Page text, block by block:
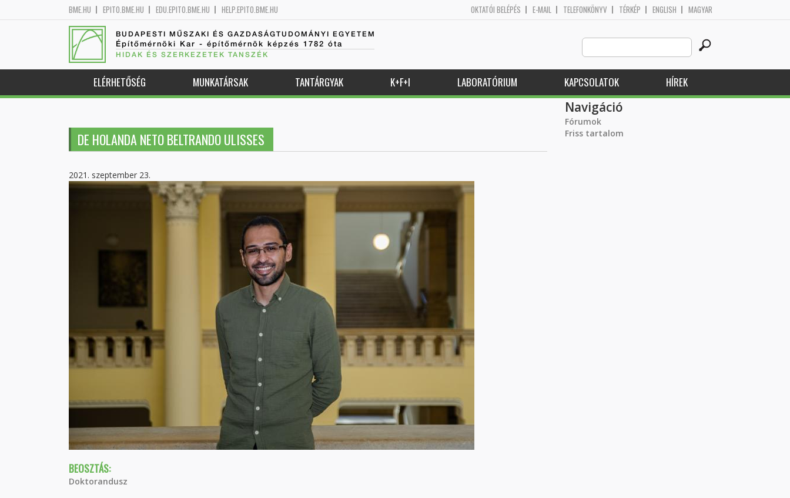
BME.HU EPITO.BME.HU EDU.EPITO.BME.HU HELP.EPITO.BME.HU OKTATÓI BELÉPÉS E-MAIL TELEFONKÖNYV TÉRKÉP ENGLISH MAGYAR
BUDAPESTI MŰSZAKI ÉS GAZDASÁGTUDOMÁNYI EGYETEM
Építőmérnöki Kar - építőmérnök képzés 1782 óta
HIDAK ÉS SZERKEZETEK TANSZÉK
Search
this
site
ELÉRHETŐSÉG MUNKATÁRSAK TANTÁRGYAK K+F+I LABORATÓRIUM KAPCSOLATOK HÍREK
DE HOLANDA NETO BELTRANDO ULISSES
2021. szeptember 23.
BEOSZTÁS:
Doktorandusz
Navigáció
Fórumok
Friss tartalom